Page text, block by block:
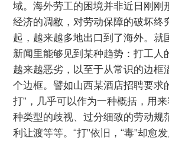
域。海外劳工的困境并非近日刚刚
经济的凋敝，对劳动保障的破坏终
起，越来越多地出口到了海外。就
新闻里能够见到某种趋势：打工人
越来越恶劣，以至于从常识的边框
个边框。譬如山西某酒店招聘要求
打”，几乎可以作为一种概括，用
种类型的歧视、过分细致的劳动规
利让渡等等。“打”依旧，“毒”却愈